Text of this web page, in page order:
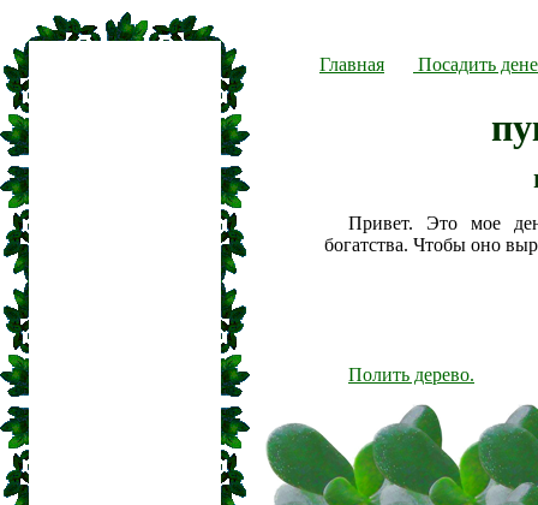
Главная Посадить
Привет. Это мое
богатства. Чтобы оно
Полить дерево.